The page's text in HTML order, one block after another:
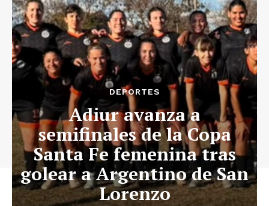
DEPORTES
Adiur avanza a
semifinales de la Copa
Santa Fe femenina tras
golear a Argentino de San
Lorenzo